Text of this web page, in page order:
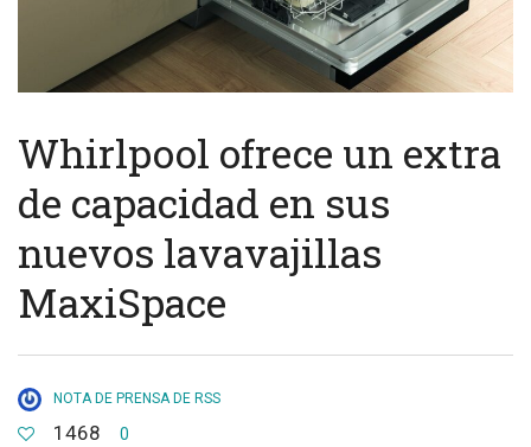
Whirlpool ofrece un extra
de capacidad en sus
nuevos lavavajillas
MaxiSpace
NOTA DE PRENSA DE RSS
1468 0